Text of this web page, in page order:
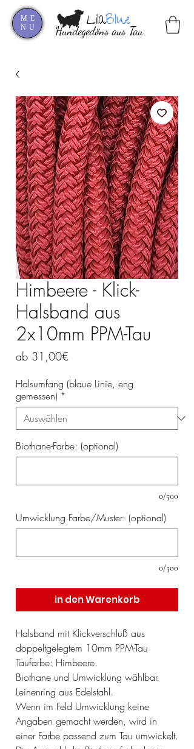
Hundegedöns aus Tau
LilaBlue
ME
NU
Himbeere - Klick-
Halsband aus
2x10mm PPM-Tau
ab 31,00€
Halsumfang (blaue Linie, eng
gemessen) *
Biothane-Farbe: (optional)
0/500
Umwicklung Farbe/Muster: (optional)
0/500
in den Warenkorb
Halsband mit Klickverschluß aus
doppeltgelegtem 10mm PPM-Tau
Taufarbe: Himbeere.
Biothane und Umwicklung wählbar.
Leinenring aus Edelstahl.
Wenn im Feld Umwicklung keine
Angaben gemacht werden, wird in
einer Farbe passend zum Tau umwickelt.